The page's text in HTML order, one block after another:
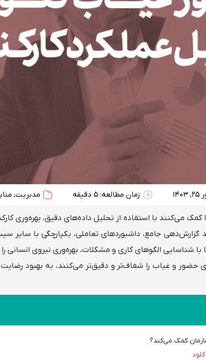
زمان مطالعه: 5 دقیقه مدیریت,
می‌کنند با استفاده از تحلیل داده‌های دقیق، بهره‌وری
گزارش‌دهی جامع، داشبوردهای تعاملی، یکپارچگی با سایر
با شناسایی الگوهای کاری و مشکلات، بهره‌وری نیروی انسانی
و غیاب را شفاف‌تر و دقیق‌تر می‌کنند، به بهبود رضایت
کمک می‌کند؟